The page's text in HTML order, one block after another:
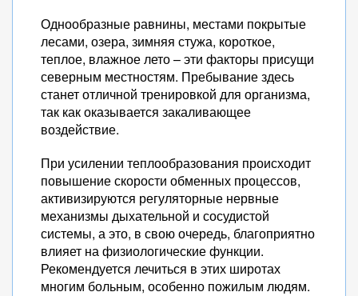
Однообразные равнины, местами покрытые
лесами, озера, зимняя стужа, короткое,
теплое, влажное лето – эти факторы присущи
северным местностям. Пребывание здесь
станет отличной тренировкой для организма,
так как оказывается закаливающее
воздействие.
При усилении теплообразования происходит
повышение скорости обменных процессов,
активизируются регуляторные нервные
механизмы дыхательной и сосудистой
системы, а это, в свою очередь, благоприятно
влияет на физиологические функции.
Рекомендуется лечиться в этих широтах
многим больным, особенно пожилым людям.